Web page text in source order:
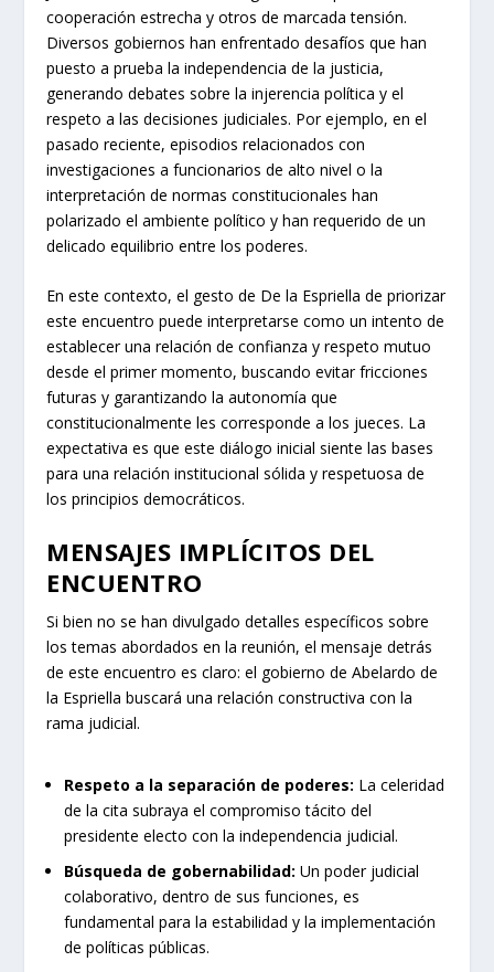
cooperación estrecha y otros de marcada tensión.
Diversos gobiernos han enfrentado desafíos que han
puesto a prueba la independencia de la justicia,
generando debates sobre la injerencia política y el
respeto a las decisiones judiciales. Por ejemplo, en el
pasado reciente, episodios relacionados con
investigaciones a funcionarios de alto nivel o la
interpretación de normas constitucionales han
polarizado el ambiente político y han requerido de un
delicado equilibrio entre los poderes.
En este contexto, el gesto de De la Espriella de priorizar
este encuentro puede interpretarse como un intento de
establecer una relación de confianza y respeto mutuo
desde el primer momento, buscando evitar fricciones
futuras y garantizando la autonomía que
constitucionalmente les corresponde a los jueces. La
expectativa es que este diálogo inicial siente las bases
para una relación institucional sólida y respetuosa de
los principios democráticos.
MENSAJES IMPLÍCITOS DEL
ENCUENTRO
Si bien no se han divulgado detalles específicos sobre
los temas abordados en la reunión, el mensaje detrás
de este encuentro es claro: el gobierno de Abelardo de
la Espriella buscará una relación constructiva con la
rama judicial.
Respeto a la separación de poderes: La celeridad
de la cita subraya el compromiso tácito del
presidente electo con la independencia judicial.
Búsqueda de gobernabilidad: Un poder judicial
colaborativo, dentro de sus funciones, es
fundamental para la estabilidad y la implementación
de políticas públicas.